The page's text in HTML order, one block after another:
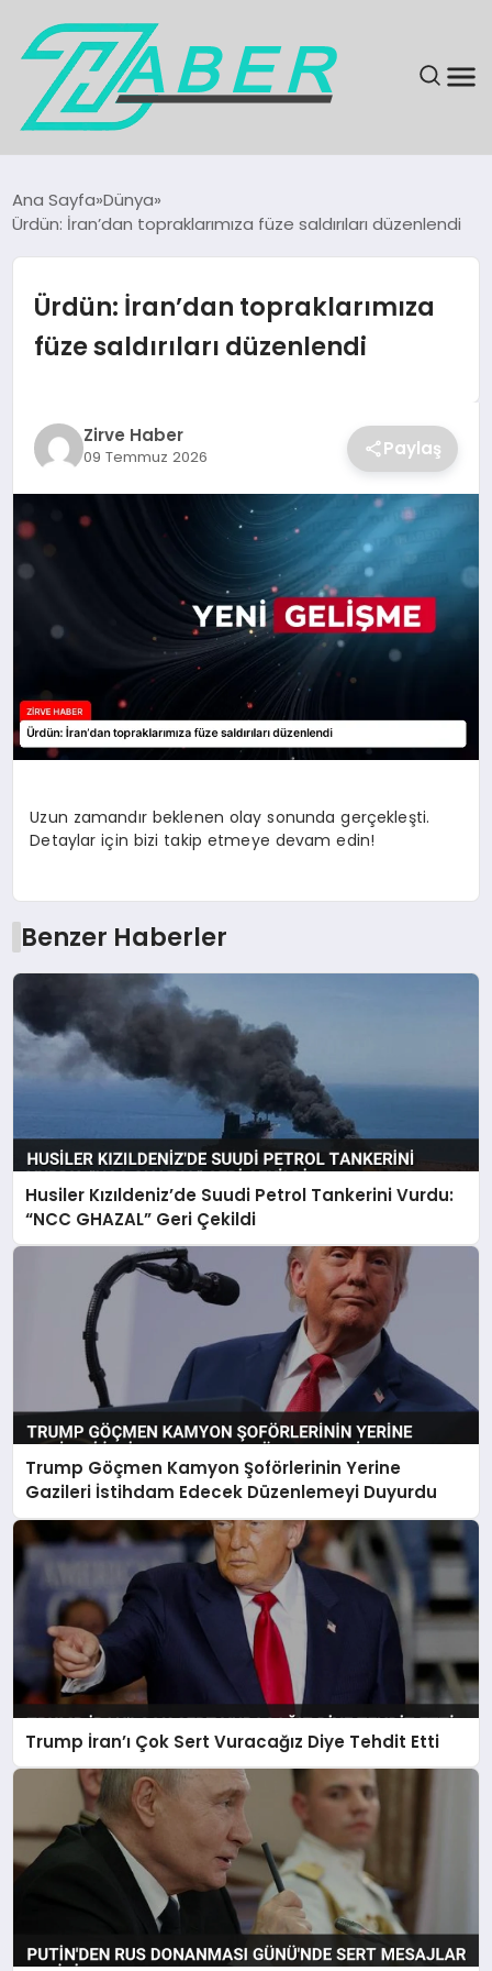
EKONOMI
MAGAZIN
KÜLTÜR & SANAT
SAĞLIK
SPOR
TEKNOLOJI
Ana Sayfa Dünya
Ürdün: İran’dan topraklarımıza füze saldırıları düzenlendi
Ürdün: İran’dan topraklarımıza
füze saldırıları düzenlendi
Zirve Haber
09 Temmuz 2026 Paylaş
Uzun zamandır beklenen olay sonunda gerçekleşti.
Detaylar için bizi takip etmeye devam edin!
Benzer Haberler
Husiler Kızıldeniz’de Suudi Petrol Tankerini Vurdu:
“NCC GHAZAL” Geri Çekildi
Trump Göçmen Kamyon Şoförlerinin Yerine
Gazileri İstihdam Edecek Düzenlemeyi Duyurdu
Trump İran’ı Çok Sert Vuracağız Diye Tehdit Etti